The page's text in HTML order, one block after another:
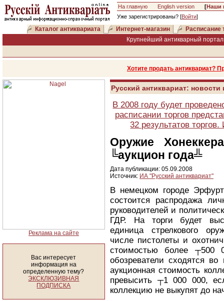
На главную English version [Наши
Уже зарегистрированы? [Войти]
Каталог антиквариата Интернет-магазин
Расписание
Крупнейший антикварный
Хотите продать антиквариат?
Реклама на сайте
Вас интересует
информация на
определенную тему?
ЭКСКЛЮЗИВНАЯ
ПОДПИСКА
Русский антиквариат:
В 2008 году будет
расписании торгов
32 результатов
Оружие
╚аукцион года╩
Дата публикации: 05.09.2008
Источник: ИА "Русский антиквариат"
В немецком городе
состоится распродажа
руководителей и
ГДР. На торги будет
единица стрелкового
числе пистолеты и
стоимостью более ┬500
обозреватели сходятся
аукционная стоимость
превысить ┬1 000 000,
коллекцию не выкупят до